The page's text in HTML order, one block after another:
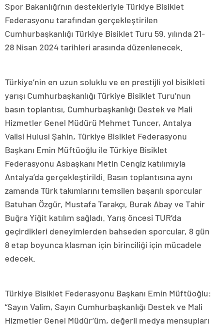
Spor Bakanlığı’nın destekleriyle Türkiye Bisiklet
Federasyonu tarafından gerçekleştirilen
Cumhurbaşkanlığı Türkiye Bisiklet Turu 59. yılında 21-
28 Nisan 2024 tarihleri arasında düzenlenecek.
Türkiye’nin en uzun soluklu ve en prestijli yol bisikleti
yarışı Cumhurbaşkanlığı Türkiye Bisiklet Turu’nun
basın toplantısı, Cumhurbaşkanlığı Destek ve Mali
Hizmetler Genel Müdürü Mehmet Tuncer, Antalya
Valisi Hulusi Şahin, Türkiye Bisiklet Federasyonu
Başkanı Emin Müftüoğlu ile Türkiye Bisiklet
Federasyonu Asbaşkanı Metin Cengiz katılımıyla
Antalya’da gerçekleştirildi. Basın toplantısına aynı
zamanda Türk takımlarını temsilen başarılı sporcular
Batuhan Özgür, Mustafa Tarakçı, Burak Abay ve Tahir
Buğra Yiğit katılım sağladı. Yarış öncesi TUR’da
geçirdikleri deneyimlerden bahseden sporcular, 8 gün
8 etap boyunca klasman için birinciliği için mücadele
edecek.
Türkiye Bisiklet Federasyonu Başkanı Emin Müftüoğlu:
“Sayın Valim, Sayın Cumhurbaşkanlığı Destek ve Mali
Hizmetler Genel Müdür’üm, değerli medya mensupları